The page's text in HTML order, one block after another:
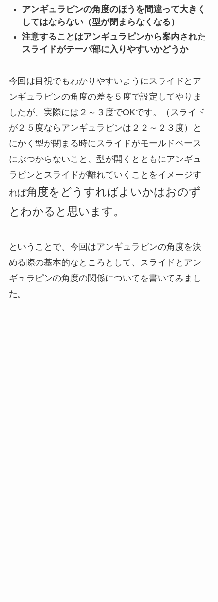
アンギュラピンの角度のほうを間違って大きく
してはならない（型が閉まらなくなる）
注意することはアンギュラピンから案内された
スライドがテーパ部に入りやすいかどうか
今回は目視でもわかりやすいようにスライドとア
ンギュラピンの角度の差を５度で設定してやりま
したが、実際には２～３度でOKです。（スライド
が２５度ならアンギュラピンは２２～２３度）と
にかく型が閉まる時にスライドがモールドベース
にぶつからないこと、型が開くとともにアンギュ
ラピンとスライドが離れていくことをイメージす
れば角度をどうすればよいかは おのず
とわかると思います。
ということで、今回はアンギュラピンの角度を決
める際の基本的なところとして、スライドとアン
ギュラピンの角度の関係についてを書いてみまし
た。